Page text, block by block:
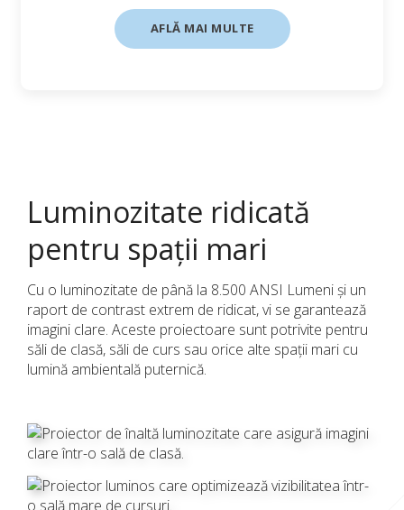
AFLĂ MAI MULTE
Luminozitate ridicată
pentru spații mari
Cu o luminozitate de până la 8.500 ANSI Lumeni și un
raport de contrast extrem de ridicat, vi se garantează
imagini clare. Aceste proiectoare sunt potrivite pentru
săli de clasă, săli de curs sau orice alte spații mari cu
lumină ambientală puternică.